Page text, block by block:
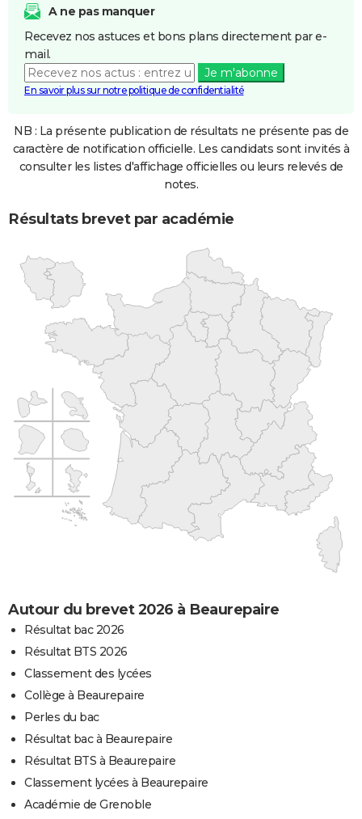
A ne pas manquer
Recevez nos astuces et bons plans directement par e-
mail.
Je m'abonne
En savoir plus sur notre politique de confidentialité
NB : La présente publication de résultats ne présente pas de
caractère de notification officielle. Les candidats sont invités à
consulter les listes d'affichage officielles ou leurs relevés de
notes.
Résultats brevet par académie
Autour du brevet 2026 à Beaurepaire
Résultat bac 2026
Résultat BTS 2026
Classement des lycées
Collège à Beaurepaire
Perles du bac
Résultat bac à Beaurepaire
Résultat BTS à Beaurepaire
Classement lycées à Beaurepaire
Académie de Grenoble